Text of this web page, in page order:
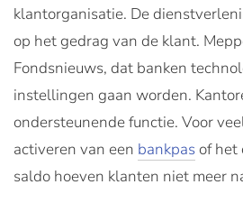
klantorganisatie. De
op het gedrag van de klant.
Fondsnieuws, dat banken
instellingen gaan worden.
ondersteunende functie. Voor
activeren van een bankpas of het
saldo hoeven klanten niet meer